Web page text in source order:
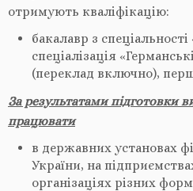
отримують кваліфікацію:
бакалавр з спеціальності
спеціалізація
(переклад включно),
За результатами підготовки
працювати
в державних установах
України, на
організаціях різних